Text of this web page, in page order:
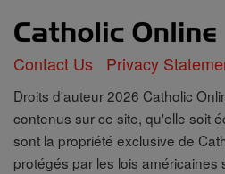
Contact Us Privacy
Droits d'auteur 2026 Catholic
contenus sur ce site, qu'elle soit
sont la propriété exclusive de
protégés par les lois américaines